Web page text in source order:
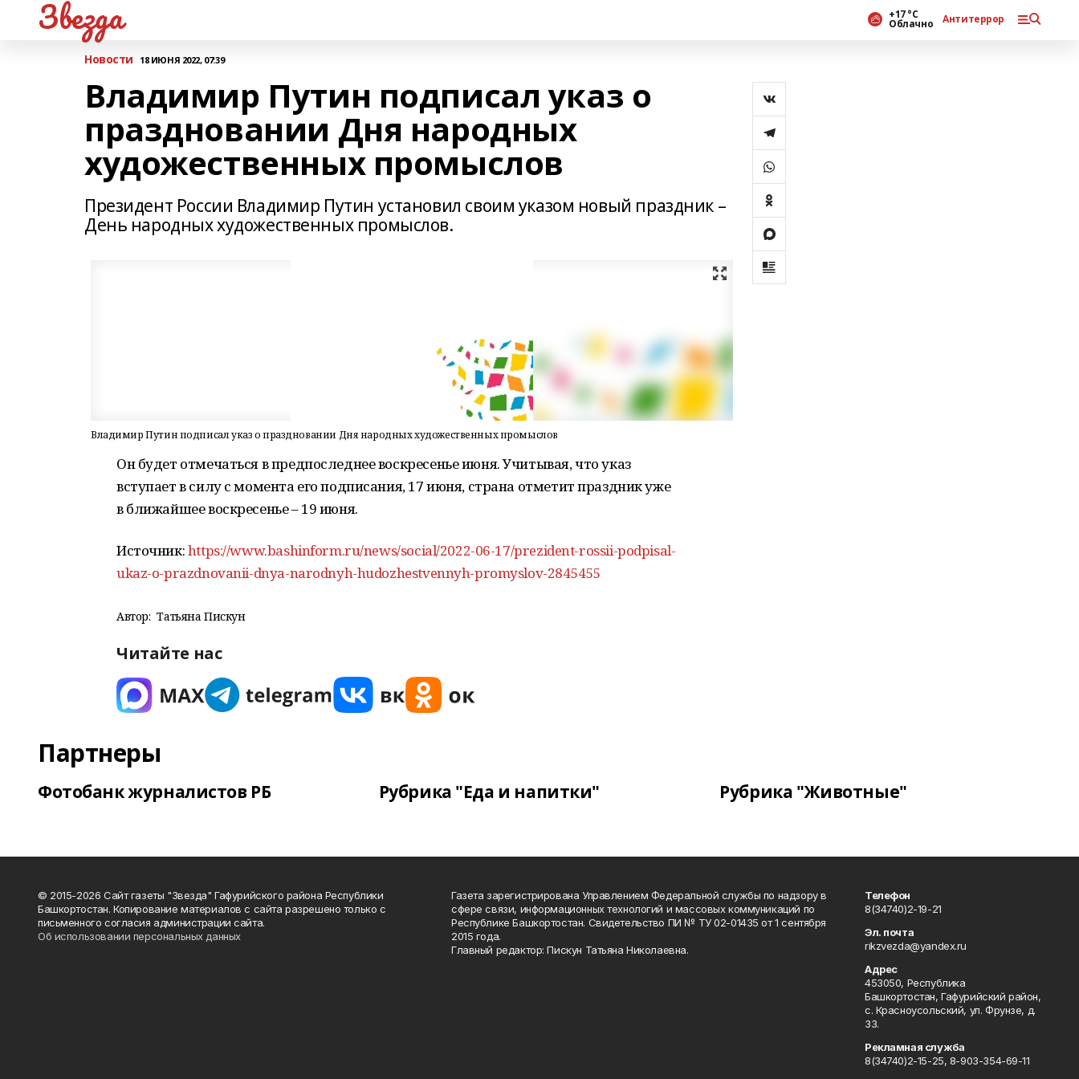
Звезда +17 °С
Облачно Антитеррор
Новости 18 ИЮНЯ 2022, 07:39
Владимир Путин подписал указ о
праздновании Дня народных
художественных промыслов
Президент России Владимир Путин установил своим указом новый праздник –
День народных художественных промыслов.
Владимир Путин подписал указ о праздновании Дня народных художественных промыслов
Он будет отмечаться в предпоследнее воскресенье июня. Учитывая, что указ
вступает в силу с момента его подписания, 17 июня, страна отметит праздник уже
в ближайшее воскресенье – 19 июня.
Источник:https://www.bashinform.ru/news/social/2022-06-17/prezident-rossii-podpisal-
ukaz-o-prazdnovanii-dnya-narodnyh-hudozhestvennyh-promyslov-2845455
Автор: Татьяна Пискун
Читайте нас
Партнеры
Фотобанк журналистов РБ Рубрика "Еда и напитки" Рубрика "Животные"
© 2015-2026 Сайт газеты "Звезда" Гафурийского района Республики
Башкортостан. Копирование материалов с сайта разрешено только с
письменного согласия администрации сайта.
Об использовании персональных данных
Газета зарегистрирована Управлением Федеральной службы по надзору в
сфере связи, информационных технологий и массовых коммуникаций по
Республике Башкортостан. Свидетельство ПИ № ТУ 02-01435 от 1 сентября
2015 года.
Главный редактор: Пискун Татьяна Николаевна.
Телефон
8(34740)2-19-21
Эл. почта
rikzvezda@yandex.ru
Адрес
453050, Республика
Башкортостан, Гафурийский район,
с. Красноусольский, ул. Фрунзе, д.
33.
Рекламная служба
8(34740)2-15-25, 8-903-354-69-11